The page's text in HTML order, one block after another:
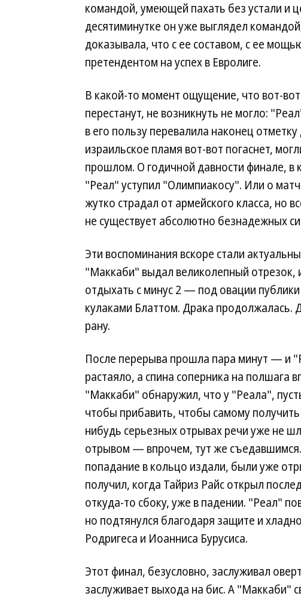
командой, умеющей пахать без устали и
десятиминутке он уже выглядел
доказывала, что с ее составом, с ее
претендентом на успех в Евролиге.
В какой-то момент ощущение, что вот-
перестанут, не возникнуть не могло:
в его пользу перевалила наконец
израильское пламя вот-вот погаснет,
прошлом. О годичной давности финале, в
"Реал" уступил "Олимпиакосу". Или о
жутко страдал от армейского класса, но
не существует абсолютно безнадежных
Эти воспоминания вскоре стали
"Маккаби" выдал великолепный отрезок,
отдыхать с минус 2 — под овации
кулаками Блаттом. Драка продолжалась.
рану.
После перерыва прошла пара минут — и
растаяло, а спина соперника на
"Маккаби" обнаружил, что у "Реала",
чтобы прибавить, чтобы самому
нибудь серьезных отрывах речи уже не
отрывом — впрочем, тут же
попадание в кольцо издали, были уже
получил, когда Тайриз Райс открыл
откуда-то сбоку, уже в падении. "Реал"
но подтянулся благодаря защите и
Родригеса и Иоанниса Бурусиса.
Этот финал, безусловно, заслуживал
заслуживает выхода на бис. А "Маккаби"